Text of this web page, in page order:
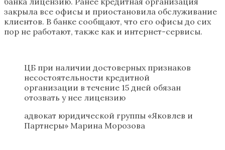
закрыла все офисы и приостановила обслуживание
клиентов. В банке сообщают, что его офисы до сих
пор не работают, также как и интернет-сервисы.
ЦБ при наличии достоверных признаков
несостоятельности кредитной
организации в течение 15 дней обязан
отозвать у нее лицензию
адвокат юридической группы «Яковлев и
Партнеры» Марина Морозова